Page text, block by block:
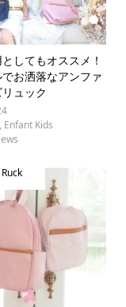
してもオススメ！
お洒落なアンファ
ュック
, Enfant Kids